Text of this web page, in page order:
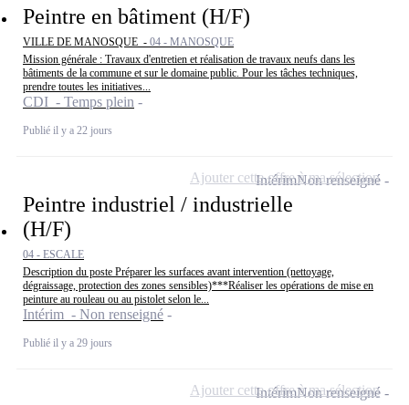
Peintre en bâtiment (H/F)
VILLE DE MANOSQUE - 04 - MANOSQUE
Mission générale : Travaux d'entretien et réalisation de travaux neufs dans les
bâtiments de la commune et sur le domaine public. Pour les tâches techniques,
prendre toutes les initiatives...
CDI - Temps plein
Publié il y a 22 jours
Peintre industriel / industrielle
(H/F)
04 - ESCALE
Description du poste Préparer les surfaces avant intervention (nettoyage,
dégraissage, protection des zones sensibles)***Réaliser les opérations de mise en
peinture au rouleau ou au pistolet selon le...
Intérim - Non renseigné
Publié il y a 29 jours
IntérimNon renseigné
Ajouter cette offre à ma sélection
IntérimNon renseigné
Ajouter cette offre à ma sélection